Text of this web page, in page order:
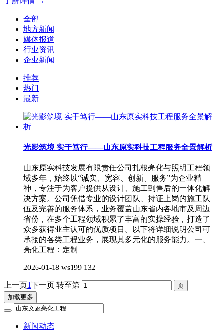
全部
地方新闻
媒体报道
行业资讯
企业新闻
推荐
热门
最新
光影筑境 实干笃行——山东原实科技工程服务全景解析
山东原实科技发展有限责任公司扎根亮化与照明工程领
域多年，始终以“诚实、宽容、创新、服务”为企业精
神，专注于为客户提供从设计、施工到售后的一体化解
决方案。公司凭借专业的设计团队、持证上岗的施工队
伍及完善的服务体系，业务覆盖山东省内各地市及周边
省份，在多个工程领域积累了丰富的实操经验，打造了
众多获得业主认可的优质项目。以下将详细说明公司可
承接的各类工程业务，展现其多元化的服务能力。一、
亮化工程：定制
2026-01-18 ws199 132
上一页1下一页 转至第
加载更多
新闻动态